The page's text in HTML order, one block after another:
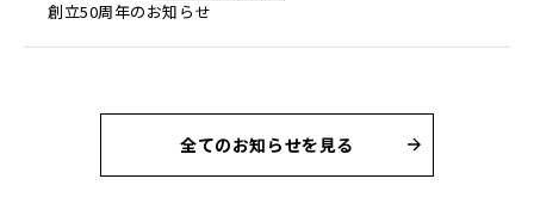
創立50周年のお知らせ
全てのお知らせを見る